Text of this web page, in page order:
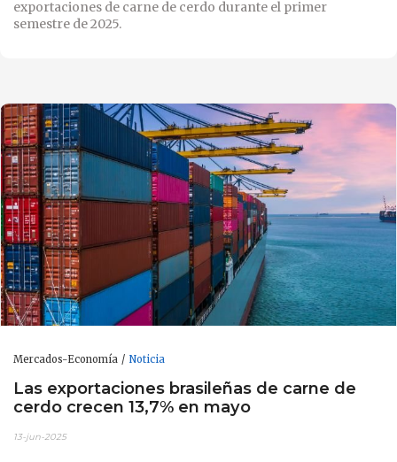
exportaciones de carne de cerdo durante el primer
semestre de 2025.
Mercados-Economía Noticia
Las exportaciones brasileñas de carne de
cerdo crecen 13,7% en mayo
13-jun-2025